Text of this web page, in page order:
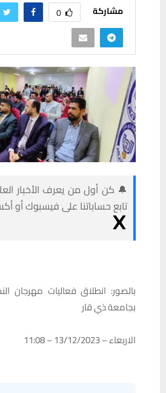
مشاركة 0
🔔 كن أول من يعرف الأخبار
تابع حساباتنا على فيسبوك أو
بالصور: انطلاق فعاليات مهرجان
بجامعة ذي قار
الاربعاء – 13/12/2023 – 11:08